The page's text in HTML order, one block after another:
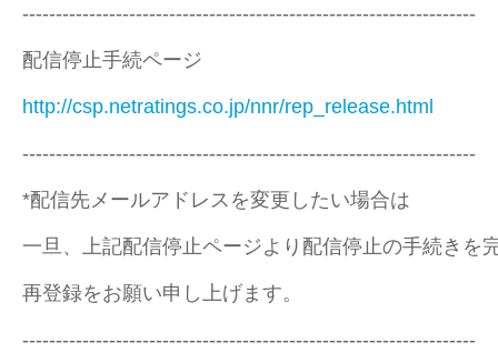
--------------------------------------------------------------------
配信停止手続ページ
http://csp.netratings.co.jp/nnr/rep_release.html
--------------------------------------------------------------------
*配信先メールアドレスを変更したい場合は
一旦、上記配信停止ページより配信停止の手続きを
再登録をお願い申し上げます。
--------------------------------------------------------------------